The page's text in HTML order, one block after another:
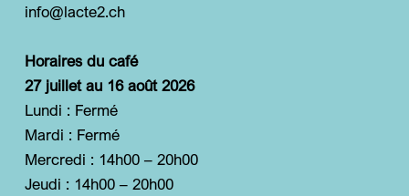
info@lacte2.ch
Horaires du café
27 juillet au 16 août 2026
Lundi : Fermé
Mardi : Fermé
Mercredi : 14h00 – 20h00
Jeudi : 14h00 – 20h00